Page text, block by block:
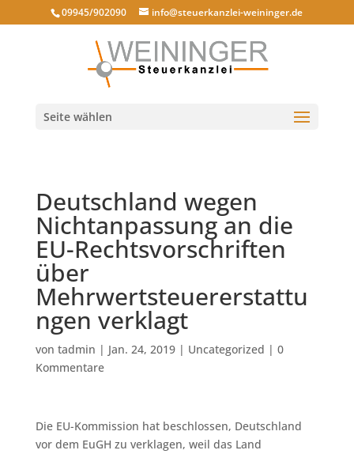
09945/902090 info@steuerkanzlei-weininger.de
Seite wählen
Deutschland wegen
Nichtanpassung an die
EU-Rechtsvorschriften
über
Mehrwertsteuererstattu
ngen verklagt
von tadmin | Jan. 24, 2019| Uncategorized | 0
Kommentare
Die EU-Kommission hat beschlossen, Deutschland
vor dem EuGH zu verklagen, weil das Land